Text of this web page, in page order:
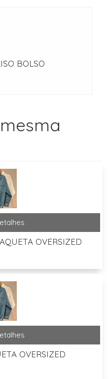
BOLSO
OVERSIZED
OVERSIZED